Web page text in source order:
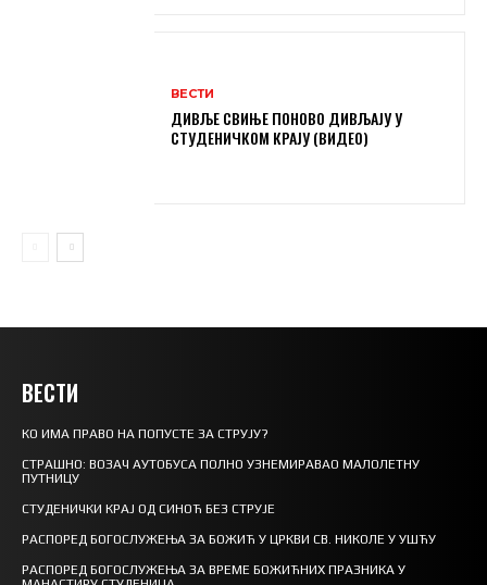
ВЕСТИ
ДИВЉЕ СВИЊЕ ПОНОВО ДИВЉАЈУ У
СТУДЕНИЧКОМ КРАЈУ (ВИДЕО)
ВЕСТИ
КО ИМА ПРАВО НА ПОПУСТЕ ЗА СТРУЈУ?
СТРАШНО: ВОЗАЧ АУТОБУСА ПОЛНО УЗНЕМИРАВАО МАЛОЛЕТНУ
ПУТНИЦУ
СТУДЕНИЧКИ КРАЈ ОД СИНОЋ БЕЗ СТРУЈЕ
РАСПОРЕД БОГОСЛУЖЕЊА ЗА БОЖИЋ У ЦРКВИ СВ. НИКОЛЕ У УШЋУ
РАСПОРЕД БОГОСЛУЖЕЊА ЗА ВРЕМЕ БОЖИЋНИХ ПРАЗНИКА У